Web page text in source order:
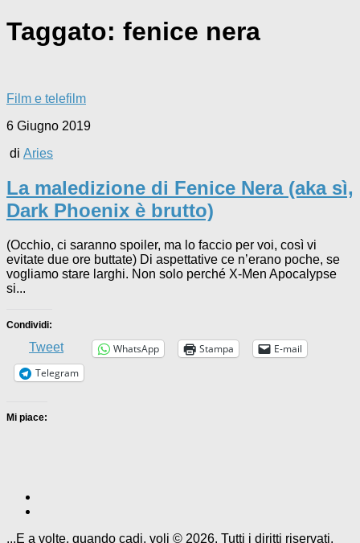
Taggato: fenice nera
Film e telefilm
6 Giugno 2019
di Aries
La maledizione di Fenice Nera (aka sì,
Dark Phoenix è brutto)
(Occhio, ci saranno spoiler, ma lo faccio per voi, così vi
evitate due ore buttate) Di aspettative ce n’erano poche, se
vogliamo stare larghi. Non solo perché X-Men Apocalypse
si...
Condividi:
Tweet WhatsApp Stampa
E-mail
Telegram
Mi piace:
...E a volte, quando cadi, voli © 2026. Tutti i diritti riservati.